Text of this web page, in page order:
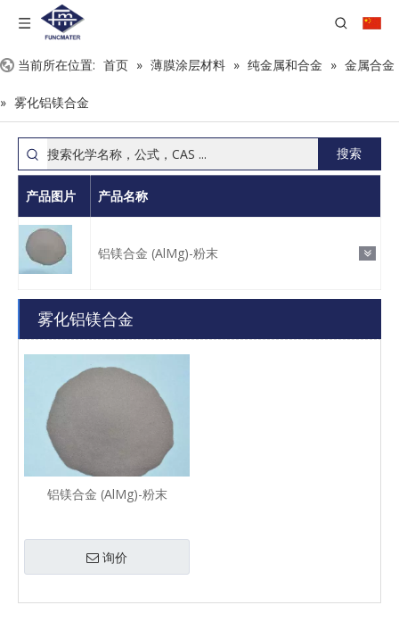
当前所在位置: 首页 » 薄膜涂层材料 » 纯金属和合金 » 金属合金
» 雾化铝镁合金
搜索
产品图片 产品名称
铝镁合金 (AlMg)-粉末
雾化铝镁合金
铝镁合金 (AlMg)-粉末
询价